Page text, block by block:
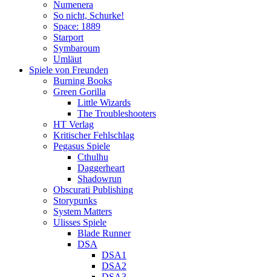
Numenera
So nicht, Schurke!
Space: 1889
Starport
Symbaroum
Umläut
Spiele von Freunden
Burning Books
Green Gorilla
Little Wizards
The Troubleshooters
HT Verlag
Kritischer Fehlschlag
Pegasus Spiele
Cthulhu
Daggerheart
Shadowrun
Obscurati Publishing
Storypunks
System Matters
Ulisses Spiele
Blade Runner
DSA
DSA1
DSA2